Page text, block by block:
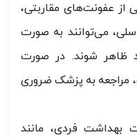
از عفونت‌های مقاربتی،
می‌توانند به صورت
ظاهر شوند. در صورت
مراجعه به پزشک ضروری
بهداشت فردی، مانند